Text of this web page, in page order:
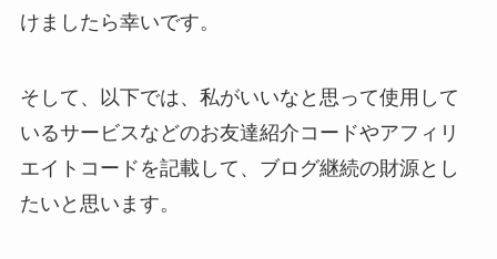
けましたら幸いです。
そして、以下では、私がいいなと思って使用して
いるサービスなどのお友達紹介コードやアフィリ
エイトコードを記載して、ブログ継続の財源とし
たいと思います。